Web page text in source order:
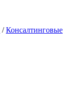
/ Консалтинговые